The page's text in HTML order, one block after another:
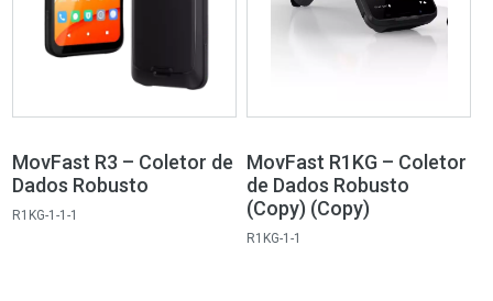
MovFast R3 – Coletor de
Dados Robusto
R1KG-1-1-1
MovFast R1KG – Coletor
de Dados Robusto
(Copy) (Copy)
R1KG-1-1